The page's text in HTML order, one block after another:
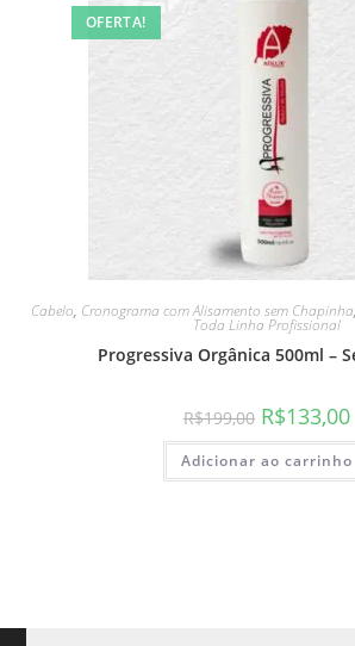
OFERTA!
Cabelo, Cronograma com Alisamento sem Chapinha,
Toda Linha Profissional
Progressiva Orgânica 500ml –
R$199,00 R$133,00
Adicionar ao carrinho